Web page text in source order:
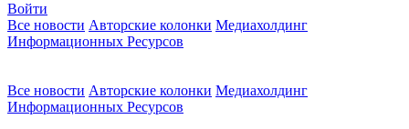
Войти
Все новости Авторские колонки Медиахолдинг
Информационных Ресурсов
Все новости Авторские колонки Медиахолдинг
Информационных Ресурсов